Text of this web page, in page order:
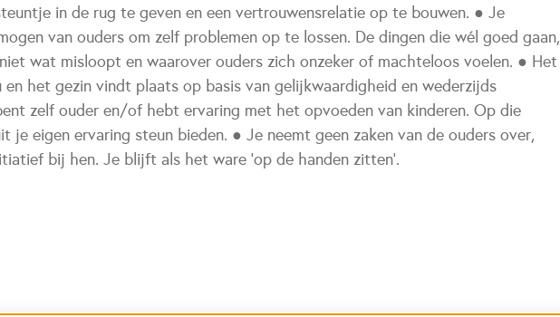
in de rug te geven en een vertrouwensrelatie op te bouwen. ● Je
van ouders om zelf problemen op te lossen. De dingen die wél goed gaan,
wat misloopt en waarover ouders zich onzeker of machteloos voelen. ● Het
het gezin vindt plaats op basis van gelijkwaardigheid en wederzijds
zelf ouder en/of hebt ervaring met het opvoeden van kinderen. Op die
je eigen ervaring steun bieden. ● Je neemt geen zaken van de ouders over,
bij hen. Je blijft als het ware ‘op de handen zitten’.